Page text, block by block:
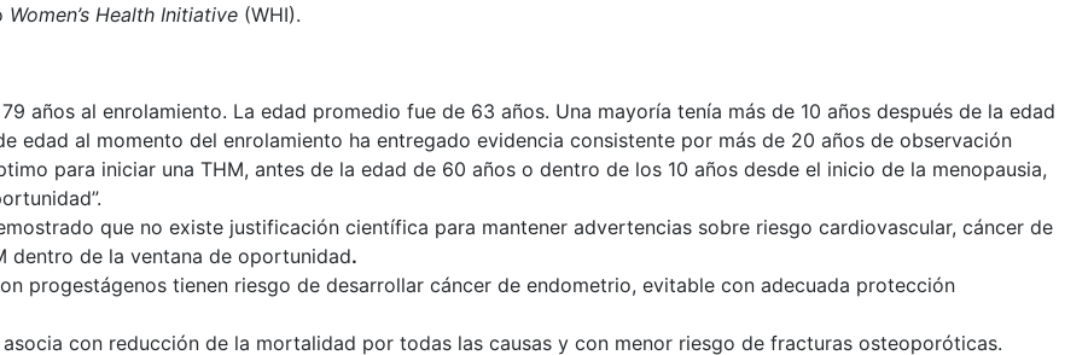
Women’s Health Initiative (WHI).
años al enrolamiento. La edad promedio fue de 63 años. Una mayoría tenía más de 10 años después de la edad
edad al momento del enrolamiento ha entregado evidencia consistente por más de 20 años de observación
para iniciar una THM, antes de la edad de 60 años o dentro de los 10 años desde el inicio de la menopausia,
que no existe justificación científica para mantener advertencias sobre riesgo cardiovascular, cáncer de
dentro de la ventana de oportunidad.
progestágenos tienen riesgo de desarrollar cáncer de endometrio, evitable con adecuada protección
con reducción de la mortalidad por todas las causas y con menor riesgo de fracturas osteoporóticas.